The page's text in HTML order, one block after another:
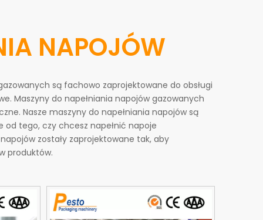
NAPOJÓW
są fachowo zaprojektowane do obsługi
Maszyny do napełniania napojów gazowanych
Nasze maszyny do napełniania napojów są
od tego, czy chcesz napełnić napoje
zostały zaprojektowane tak, aby
produktów.